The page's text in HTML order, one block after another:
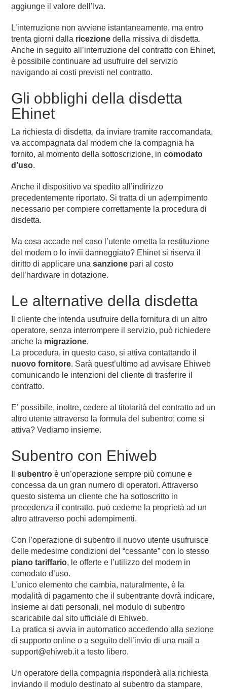
aggiunge il valore dell’Iva.
L’interruzione non avviene istantaneamente, ma entro
trenta giorni dalla ricezione della missiva di disdetta.
Anche in seguito all’interruzione del contratto con Ehinet,
è possibile continuare ad usufruire del servizio
navigando ai costi previsti nel contratto.
Gli obblighi della disdetta
Ehinet
La richiesta di disdetta, da inviare tramite raccomandata,
va accompagnata dal modem che la compagnia ha
fornito, al momento della sottoscrizione, incomodato
d’uso.
Anche il dispositivo va spedito all’indirizzo
precedentemente riportato. Si tratta di un adempimento
necessario per compiere correttamente la procedura di
disdetta.
Ma cosa accade nel caso l’utente ometta la restituzione
del modem o lo invii danneggiato? Ehinet si riserva il
diritto di applicare unasanzione pari al costo
dell’hardware in dotazione.
Le alternative della disdetta
Il cliente che intenda usufruire della fornitura di un altro
operatore, senza interrompere il servizio, può richiedere
anche la migrazione.
La procedura, in questo caso, si attiva contattando il
nuovo fornitore. Sarà quest’ultimo ad avvisare Ehiweb
comunicando le intenzioni del cliente di trasferire il
contratto.
E’ possibile, inoltre, cedere al titolarità del contratto ad un
altro utente attraverso la formula del subentro; come si
attiva? Vediamo insieme.
Subentro con Ehiweb
subentro è un’operazione sempre più comune e
concessa da un gran numero di operatori. Attraverso
questo sistema un cliente che ha sottoscritto in
precedenza il contratto, può cederne la proprietà ad un
altro attraverso pochi adempimenti.
Con l’operazione di subentro il nuovo utente usufruisce
delle medesime condizioni del “cessante” con lo stesso
piano tariffario, le offerte e l’utilizzo del modem in
comodato d’uso.
L’unico elemento che cambia, naturalmente, è la
modalità di pagamento che il subentrante dovrà indicare,
insieme ai dati personali, nel modulo di subentro
scaricabile dal sito ufficiale di Ehiweb.
La pratica si avvia in automatico accedendo alla sezione
di supporto online o a seguito dell’invio di una mail a
support@ehiweb.it a testo libero.
Un operatore della compagnia risponderà alla richiesta
inviando il modulo destinato al subentro da stampare,